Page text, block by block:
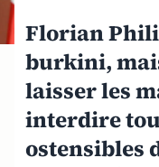
Florian
burkini,
laisser les
interdire
ostensibles